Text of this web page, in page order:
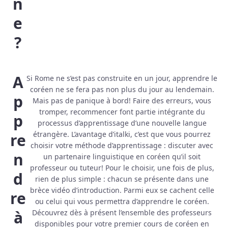
e
?
A
p
p
re
n
d
re
à
Si Rome ne s’est pas construite en un jour, apprendre le
coréen ne se fera pas non plus du jour au lendemain.
Mais pas de panique à bord! Faire des erreurs, vous
tromper, recommencer font partie intégrante du
processus d’apprentissage d’une nouvelle langue
étrangère. L’avantage d’italki, c’est que vous pourrez
choisir votre méthode d’apprentissage : discuter avec
un partenaire linguistique en coréen qu’il soit
professeur ou tuteur! Pour le choisir, une fois de plus,
rien de plus simple : chacun se présente dans une
brèce vidéo d’introduction. Parmi eux se cachent celle
ou celui qui vous permettra d’apprendre le coréen.
Découvrez dès à présent l’ensemble des professeurs
disponibles pour votre premier cours de coréen en